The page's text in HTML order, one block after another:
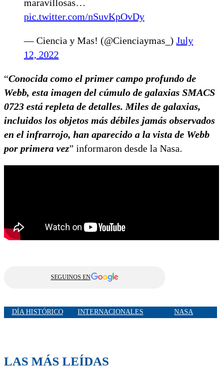
maravillosas…
pic.twitter.com/nSuvKpOvDy
— Ciencia y Mas! (@Cienciaymas_) July
12, 2022
“Conocida como el primer campo profundo de
Webb, esta imagen del cúmulo de galaxias SMACS
0723 está repleta de detalles. Miles de galaxias,
incluidos los objetos más débiles jamás observados
en el infrarrojo, han aparecido a la vista de Webb
por primera vez” informaron desde la Nasa.
SEGUINOS EN
DÍA HISTÓRICO INTERNACIONALES NASA
LAS MÁS LEÍDAS